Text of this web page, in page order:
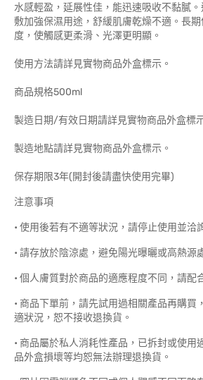
水感輕盈，延展性佳，能迅速吸收不黏膩
敷加強保濕用途，舒緩肌膚乾燥不適。長
度，使觸感更柔滑、光澤更明顯。
使用方法請詳見實物商品外盒標示。
商品規格500ml
製造日期/有效日期請詳見實物商品外盒標
製造地點請詳見實物商品外盒標示。
保存期限3年(開封後請盡快使用完畢)
注意事項
• 使用後若有不適等狀況，請停止使用並洽
• 請存放於陰涼處，避免陽光曝曬或高熱源
• 個人膚質對於商品的適應程度不同，請配
• 商品下單前，請先試用過相關產品再購買
適狀況，恕不接收退換貨。
• 商品屬於私人消耗性產品，已拆封或使用
品外盒損壞等均恕無法辦理退換貨。